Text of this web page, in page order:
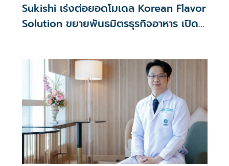
Sukishi เร่งต่อยอดโมเดล Korean Flavor
Solution ขยายพันธมิตรธุรกิจอาหาร เปิด